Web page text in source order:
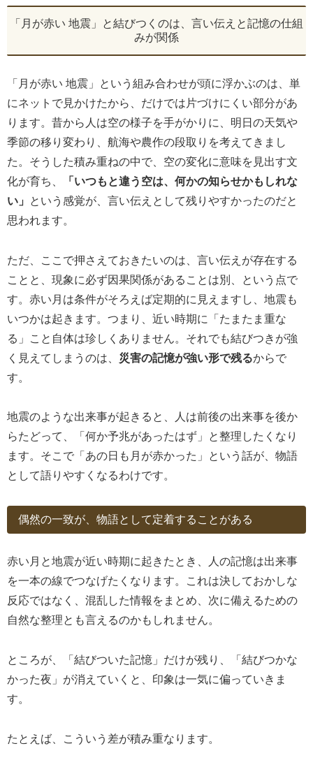
「月が赤い 地震」と結びつくのは、言い伝えと記憶の仕組
みが関係
「月が赤い 地震」という組み合わせが頭に浮かぶのは、単
にネットで見かけたから、だけでは片づけにくい部分があ
ります。昔から人は空の様子を手がかりに、明日の天気や
季節の移り変わり、航海や農作の段取りを考えてきまし
た。そうした積み重ねの中で、空の変化に意味を見出す文
化が育ち、
「いつもと違う空は、何かの知らせかもしれな
い」
という感覚が、言い伝えとして残りやすかったのだと
思われます。
ただ、ここで押さえておきたいのは、言い伝えが存在する
ことと、現象に必ず因果関係があることは別、という点で
す。赤い月は条件がそろえば定期的に見えますし、地震も
いつかは起きます。つまり、近い時期に「たまたま重な
る」こと自体は珍しくありません。それでも結びつきが強
く見えてしまうのは、 災害の記憶が強い形で残るからで
す。
地震のような出来事が起きると、人は前後の出来事を後か
らたどって、「何か予兆があったはず」と整理したくなり
ます。そこで「あの日も月が赤かった」という話が、物語
として語りやすくなるわけです。
偶然の一致が、物語として定着することがある
赤い月と地震が近い時期に起きたとき、人の記憶は出来事
を一本の線でつなげたくなります。これは決しておかしな
反応ではなく、混乱した情報をまとめ、次に備えるための
自然な整理とも言えるのかもしれません。
ところが、「結びついた記憶」だけが残り、「結びつかな
かった夜」が消えていくと、印象は一気に偏っていきま
す。
たとえば、こういう差が積み重なります。